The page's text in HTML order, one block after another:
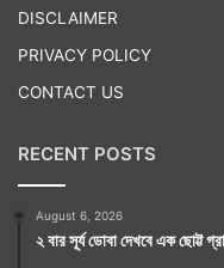
DISCLAIMER
PRIVACY POLICY
CONTACT US
RECENT POSTS
August 6, 2026
২ বার সূর্য ডোবা দেখবে এক ছোট্ট